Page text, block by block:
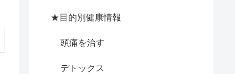
★目的別健康情報
頭痛を治す
デトックス